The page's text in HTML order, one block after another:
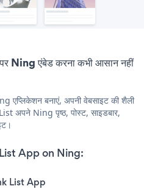
Ning एंबेड करना कभी आसान नहीं
बनाएं, अपनी वेबसाइट की शैली
अपने Ning पृष्ठ, पोस्ट, साइडबार,
App on Ning:
List App